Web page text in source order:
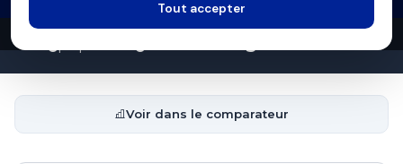
0 0 5
Voir dans le comparateur
Tout accepter